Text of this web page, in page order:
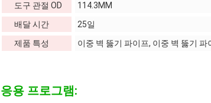
도구 관절 OD
114.3MM
배달 시간
25일
제품 특성
이중 벽 뚫기 파이프, 이중 벽 뚫기
응용 프로그램: